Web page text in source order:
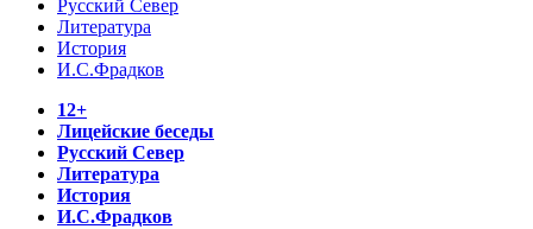
Русский Север
Литература
История
И.С.Фрадков
12+
Лицейские беседы
Русский Север
Литература
История
И.С.Фрадков